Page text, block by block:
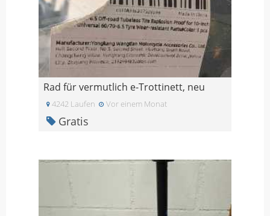
Rad für vermutlich e-Trottinett, neu
4242 Laufen Vor einem Monat
Gratis